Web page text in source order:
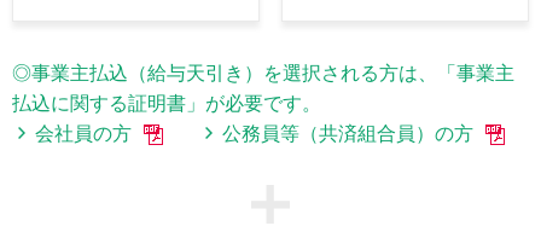
◎事業主払込（給与天引き）を選択される方は、「事業主
払込に関する証明書」が必要です。
会社員の方
公務員等（共済組合員）の方